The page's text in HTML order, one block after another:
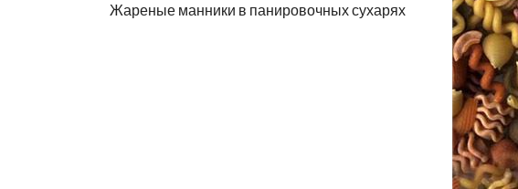
Жареные манники в панировочных сухарях